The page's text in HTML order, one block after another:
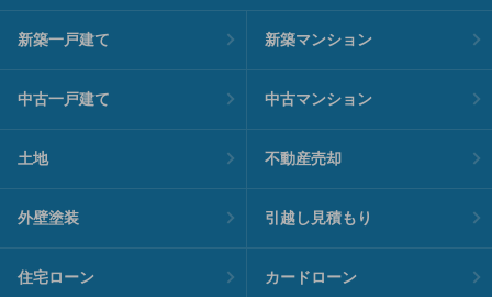
新築一戸建て 新築マンション
中古一戸建て 中古マンション
土地 不動産売却
外壁塗装 引越し見積もり
住宅ローン カードローン